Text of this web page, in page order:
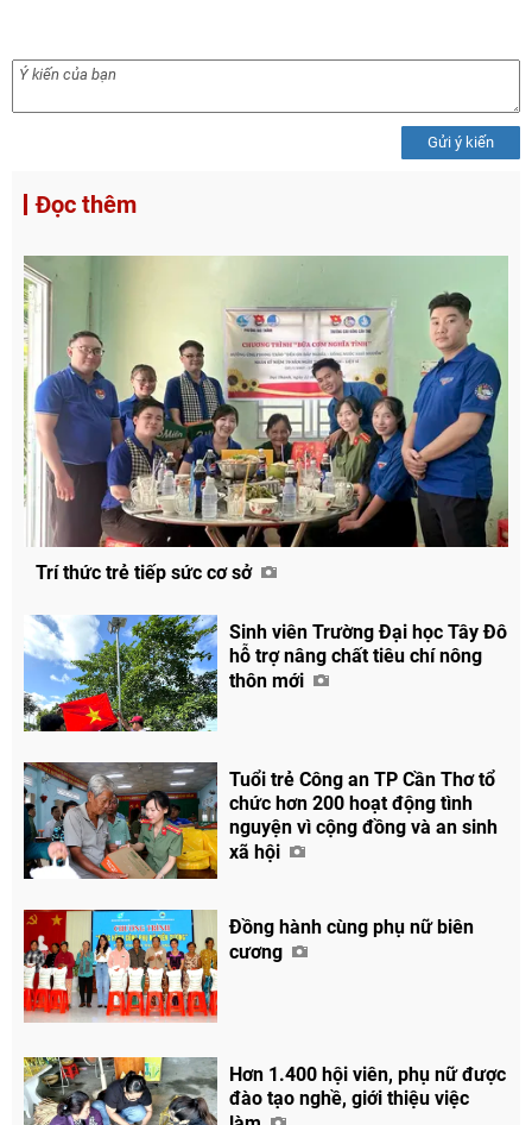
Gửi ý kiến
Đọc thêm
Trí thức trẻ tiếp sức cơ sở
Sinh viên Trường Đại học Tây Đô
hỗ trợ nâng chất tiêu chí nông
thôn mới
Tuổi trẻ Công an TP Cần Thơ tổ
chức hơn 200 hoạt động tình
nguyện vì cộng đồng và an sinh
xã hội
Đồng hành cùng phụ nữ biên
cương
Hơn 1.400 hội viên, phụ nữ được
đào tạo nghề, giới thiệu việc